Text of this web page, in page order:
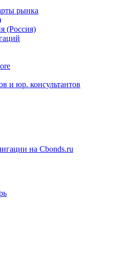
рынка
(Россия)
и юр. консультантов
на Cbonds.ru